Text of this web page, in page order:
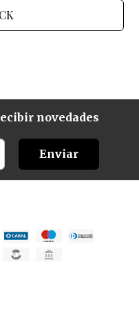
novedades
Enviar